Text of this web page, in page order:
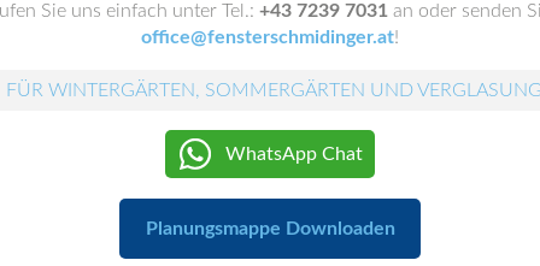
Sie uns einfach unter Tel.: +43 7239 7031 an oder senden
office@fensterschmidinger.at!
WINTERGÄRTEN, SOMMERGÄRTEN UND
WhatsApp Chat
Planungsmappe Downloaden